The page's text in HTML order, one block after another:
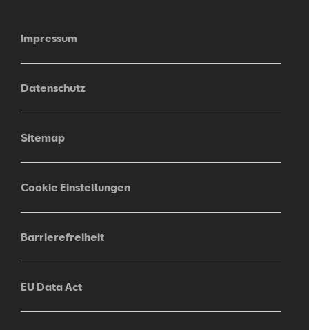
Impressum
Datenschutz
Sitemap
Cookie Einstellungen
Barrierefreiheit
EU Data Act